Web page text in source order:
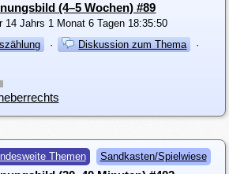
(4–5 Wochen) #89
14 Jahrs 1 Monat 6 Tagen 18:35:50
· Diskussion zum Thema
·
Themen Sandkasten/Spielwiese